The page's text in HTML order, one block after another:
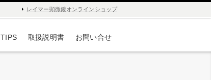
レイマー顕微鏡オンラインショップ
TIPS 取扱説明書 お問い合せ